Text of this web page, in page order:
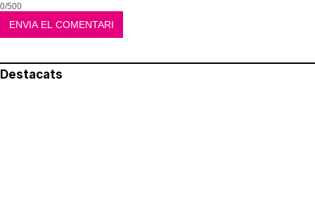
0/500
Destacats